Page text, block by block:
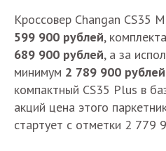
Кроссовер Changan CS35
599 900 рублей,
689 900 рублей, а за
минимум 2 789 900 рублей
компактный CS35 Plus в
акций цена этого
стартует с отметки 2 779